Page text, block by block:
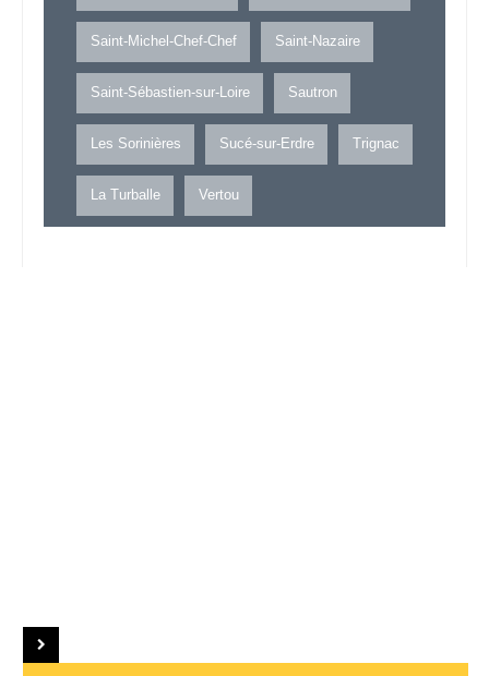
Saint-Michel-Chef-Chef Saint-Nazaire
Saint-Sébastien-sur-Loire Sautron
Les Sorinières Sucé-sur-Erdre Trignac
La Turballe Vertou